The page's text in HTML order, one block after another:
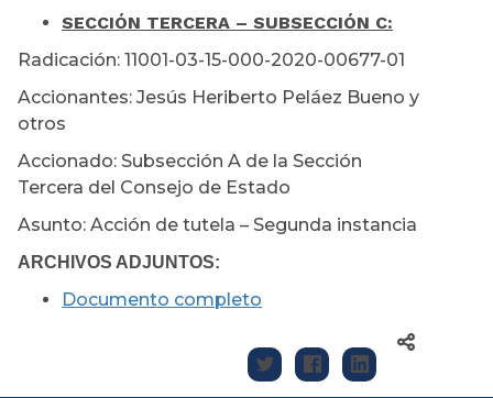
SECCIÓN TERCERA – SUBSECCIÓN C:
Radicación: 11001-03-15-000-2020-00677-01
Accionantes: Jesús Heriberto Peláez Bueno y
otros
Accionado: Subsección A de la Sección
Tercera del Consejo de Estado
Asunto: Acción de tutela – Segunda instancia
ARCHIVOS ADJUNTOS:
Documento completo